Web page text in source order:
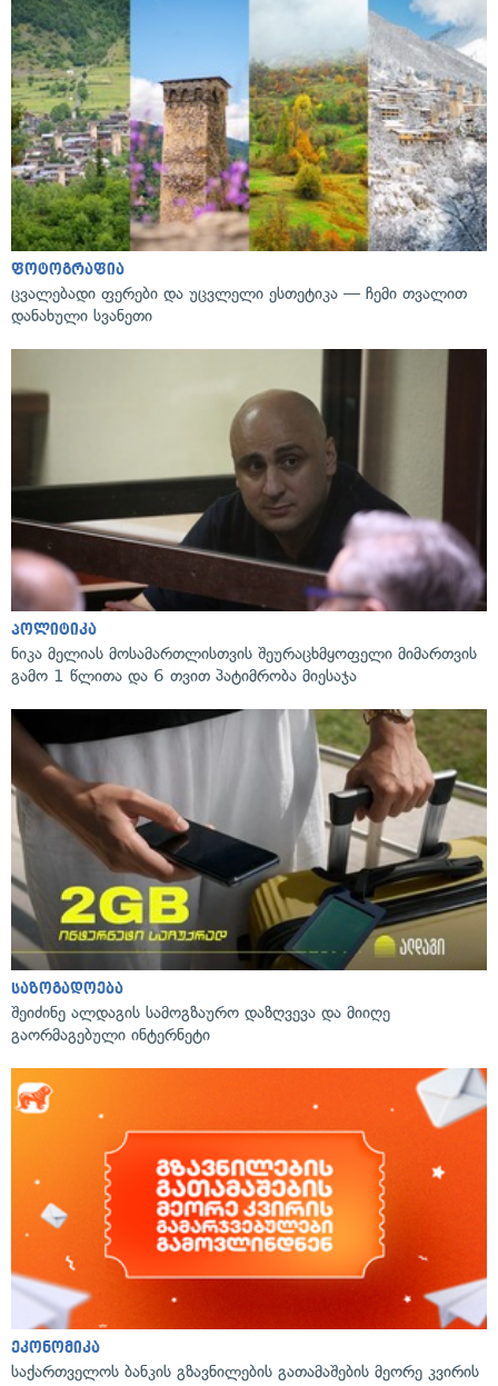
ფოტოგრაფია
ცვალებადი ფერები და უცვლელი ესთეტიკა — ჩემი თვალით
დანახული სვანეთი
პოლიტიკა
ნიკა მელიას მოსამართლისთვის შეურაცხმყოფელი მიმართვის
გამო 1 წლითა და 6 თვით პატიმრობა მიესაჯა
საზოგადოება
შეიძინე ალდაგის სამოგზაურო დაზღვევა და მიიღე
გაორმაგებული ინტერნეტი
ეკონომიკა
საქართველოს ბანკის გზავნილების გათამაშების მეორე კვირის